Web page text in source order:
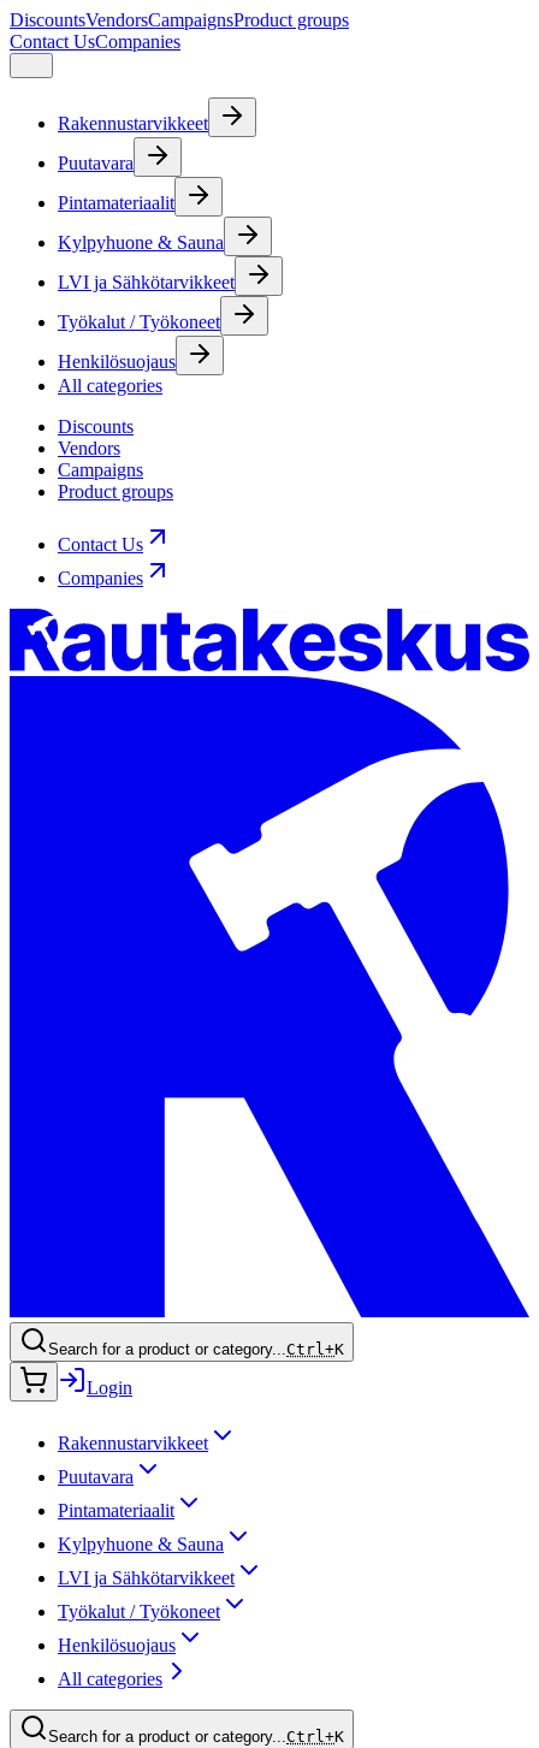
DiscountsVendorsCampaignsProduct groups
Contact UsCompanies
Rakennustarvikkeet
Puutavara
Pintamateriaalit
Kylpyhuone & Sauna
LVI ja Sähkötarvikkeet
Työkalut / Työkoneet
Henkilösuojaus
All categories
Discounts
Vendors
Campaigns
Product groups
Contact Us
Companies
Search for a product or category...Ctrl+K
Login
Rakennustarvikkeet
Puutavara
Pintamateriaalit
Kylpyhuone & Sauna
LVI ja Sähkötarvikkeet
Työkalut / Työkoneet
Henkilösuojaus
All categories
Search for a product or category...Ctrl+K